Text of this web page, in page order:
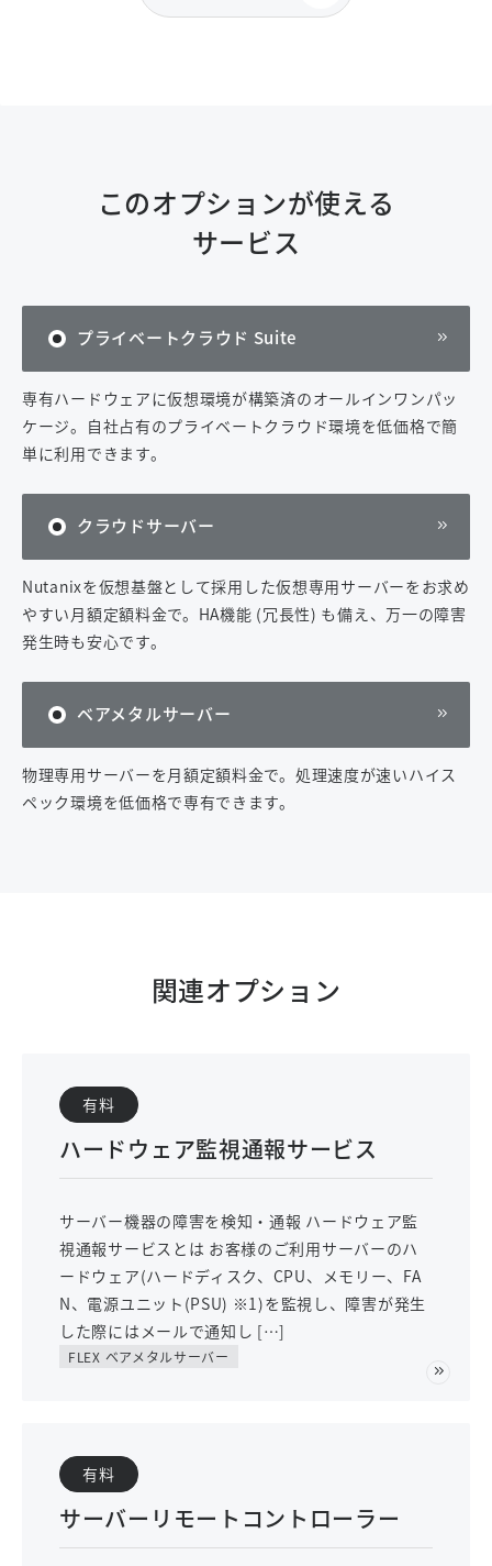
このオプションが使える
サービス
プライベートクラウド Suite
専有ハードウェアに仮想環境が構築済のオールインワンパッ
ケージ。自社占有のプライベートクラウド環境を低価格で簡
単に利用できます。
クラウドサーバー
Nutanixを仮想基盤として採用した仮想専用サーバーをお求め
やすい月額定額料金で。HA機能 (冗長性) も備え、万一の障害
発生時も安心です。
ベアメタルサーバー
物理専用サーバーを月額定額料金で。処理速度が速いハイス
ペック環境を低価格で専有できます。
関連オプション
有料
ハードウェア監視通報サービス
サーバー機器の障害を検知・通報 ハードウェア監
視通報サービスとは お客様のご利用サーバーのハ
ードウェア(ハードディスク、CPU、メモリー、FA
N、電源ユニット(PSU) ※1)を監視し、障害が発生
した際にはメールで通知し […]
FLEX ベアメタルサーバー
有料
サーバーリモートコントローラー